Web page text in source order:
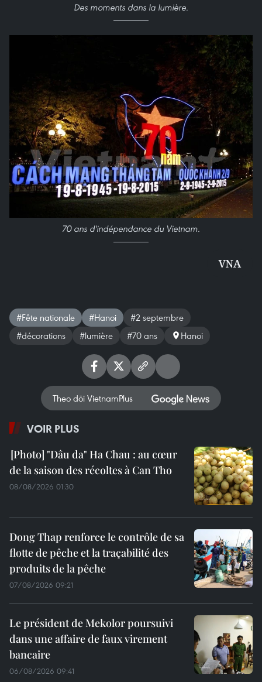
Des moments dans la lumière.
70 ans d'indépendance du Vietnam.
VNA
#Fête nationale #Hanoi
#2 septembre
#décorations
#lumière #70 ans Hanoi
Theo dõi VietnamPlus
VOIR PLUS
"Dâu da" Ha Chau : au cœur
de la saison des récoltes à Can Tho
08/08/2026 01:30
Dong Thap renforce le contrôle de sa
flotte de pêche et la traçabilité des
produits de la pêche
07/08/2026 09:21
Le président de Mekolor poursuivi
dans une affaire de faux virement
bancaire
06/08/2026 09:41